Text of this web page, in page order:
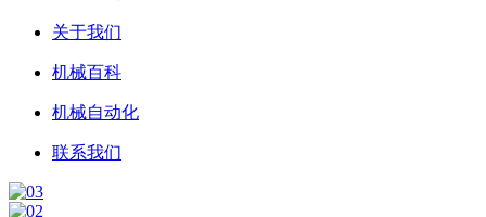
关于我们
机械百科
机械自动化
联系我们